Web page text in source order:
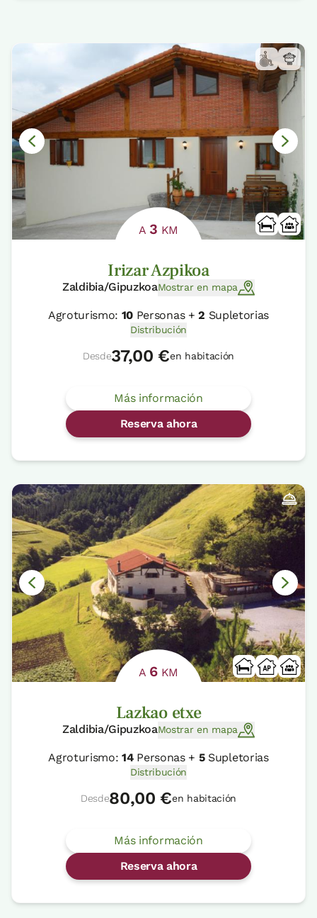
A 3 KM
Irizar Azpikoa
Zaldibia/GipuzkoaMostrar en mapa
Agroturismo: 10 Personas +2 Supletorias
Distribución
Desde37,00 €en habitación
Más información
Reserva ahora
A 6 KM
Lazkao etxe
Zaldibia/GipuzkoaMostrar en mapa
Agroturismo:14Personas + 5Supletorias
Distribución
Desde80,00 €en habitación
Más información
Reserva ahora